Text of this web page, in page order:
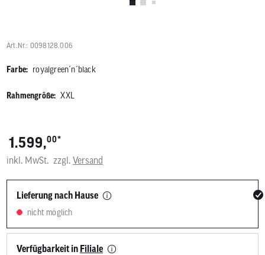
Art.Nr.: 0098128.006
Farbe: royalgreen´n´black
Rahmengröße: XXL
1.599,00*
inkl. MwSt. zzgl. Versand
Lieferung nach Hause
nicht möglich
Verfügbarkeit in Filiale